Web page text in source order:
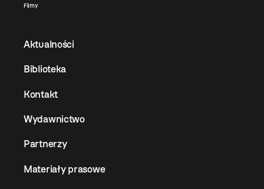
Filmy
Aktualności
Biblioteka
Kontakt
Wydawnictwo
Partnerzy
Materiały prasowe